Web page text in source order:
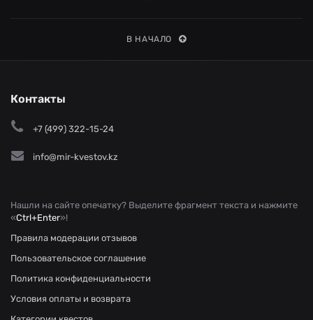
В НАЧАЛО
Контакты
+7 (499) 322-15-24
info@mir-kvestov.kz
Нашли на сайте опечатку? Выделите фрагмент текста и нажмите
«Ctrl+Enter»!
Правила модерации отзывов
Пользовательское соглашение
Политика конфиденциальности
Условия оплаты и возврата